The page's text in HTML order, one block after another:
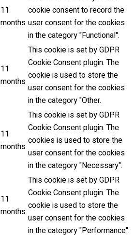
11
months
cookie consent to record the
user consent for the cookies
in the category "Functional".
11
months
This cookie is set by GDPR
Cookie Consent plugin. The
cookie is used to store the
user consent for the cookies
in the category "Other.
11
months
This cookie is set by GDPR
Cookie Consent plugin. The
cookies is used to store the
user consent for the cookies
in the category "Necessary".
11
months
This cookie is set by GDPR
Cookie Consent plugin. The
cookie is used to store the
user consent for the cookies
in the category "Performance".